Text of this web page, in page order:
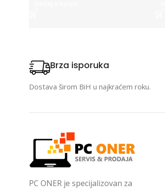
Brza isporuka
Dostava širom BiH u najkraćem roku.
PC ONER je specijalizovan za